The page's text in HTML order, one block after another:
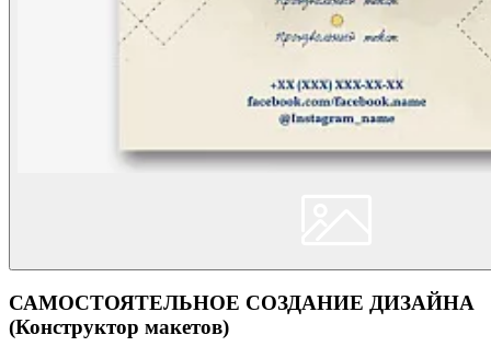
САМОСТОЯТЕЛЬНОЕ СОЗДАНИЕ ДИЗАЙНА
(Конструктор макетов)